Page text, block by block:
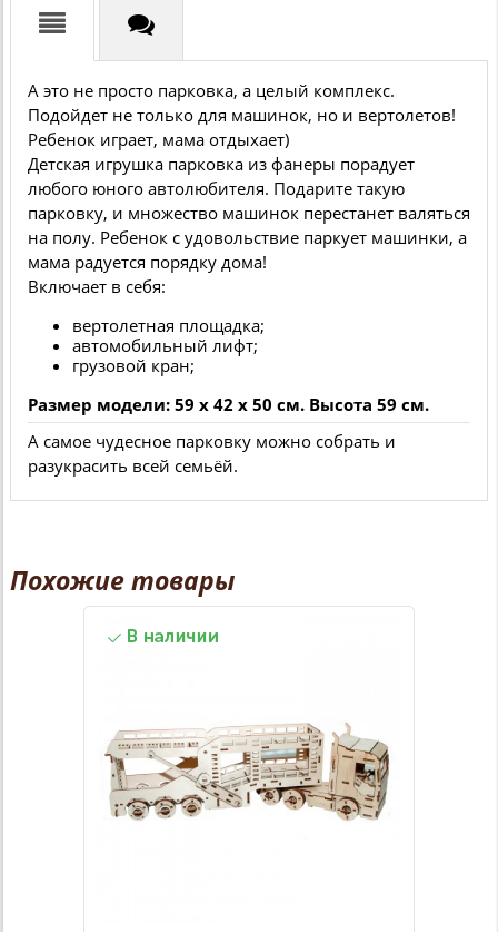
А это не просто парковка, а целый комплекс.
Подойдет не только для машинок, но и вертолетов!
Ребенок играет, мама отдыхает)
Детская игрушка парковка из фанеры порадует
любого юного автолюбителя. Подарите такую
парковку, и множество машинок перестанет валяться
на полу. Ребенок с удовольствие паркует машинки, а
мама радуется порядку дома!
Включает в себя:
вертолетная площадка;
автомобильный лифт;
грузовой кран;
Размер модели: 59 x 42 x 50 см. Высота 59 см.
А самое чудесное парковку можно собрать и
разукрасить всей семьёй.
Похожие товары